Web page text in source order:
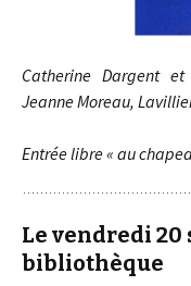
Catherine Dargent
Jeanne Moreau,
Entrée libre « au
Le vendredi 20
bibliothèque